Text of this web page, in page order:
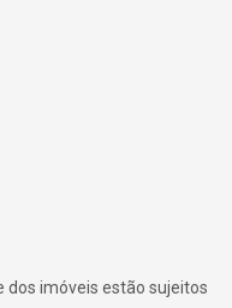
dos imóveis estão sujeitos